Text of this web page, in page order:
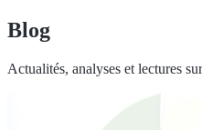
Blog
Actualités, analyses et lectures